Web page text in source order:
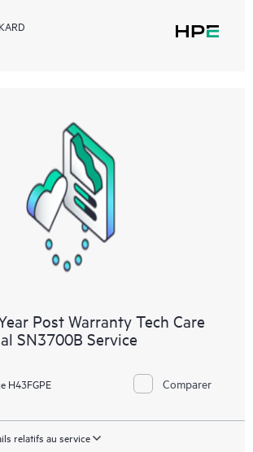
Post Warranty Tech Care
SN3700B Service
H43FGPE Comparer
relatifs au service